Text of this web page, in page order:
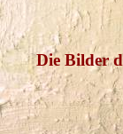
Die Bilder